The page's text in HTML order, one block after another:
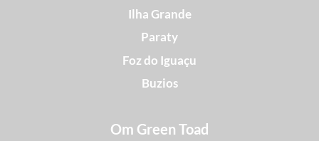
Ilha Grande
Paraty
Foz do Iguaçu
Buzios
Om Green Toad